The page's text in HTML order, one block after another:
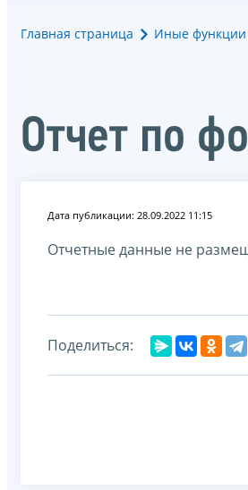
Главная страница Иные
Отчет по
Дата публикации: 28.09.2022 11:15
Отчетные данные не
Поделиться: